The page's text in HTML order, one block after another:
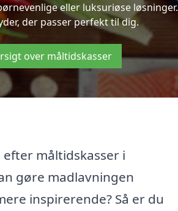
eller luksuriøse løsninger.
der passer perfekt til dig.
over måltidskasser
efter måltidskasser i
gøre madlavningen
inspirerende? Så er du